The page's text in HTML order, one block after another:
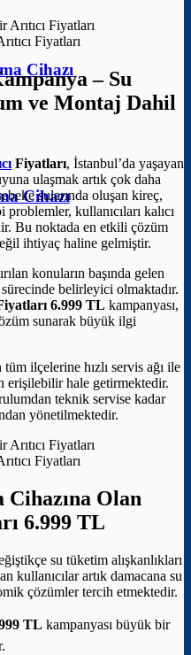
Cihazı
Cihazı
Fiyatları
– Su
ve Montaj Dahil
Fiyatları, İstanbul’da yaşayan
ulaşmak artık çok daha
sularında oluşan kireç,
kullanıcıları kalıcı
Bu noktada en etkili çözüm
ihtiyaç haline gelmiştir.
konuların başında gelen
sürecinde belirleyici olmaktadır.
6.999 TL kampanyası,
sunarak büyük ilgi
tüm ilçelerine hızlı servis ağı ile
erişilebilir hale getirmektedir.
teknik servise kadar
yönetilmektedir.
Fiyatları
Cihazına Olan
6.999 TL
su tüketim alışkanlıkları
kullanıcılar artık damacana su
çözümler tercih etmektedir.
TL kampanyası büyük bir